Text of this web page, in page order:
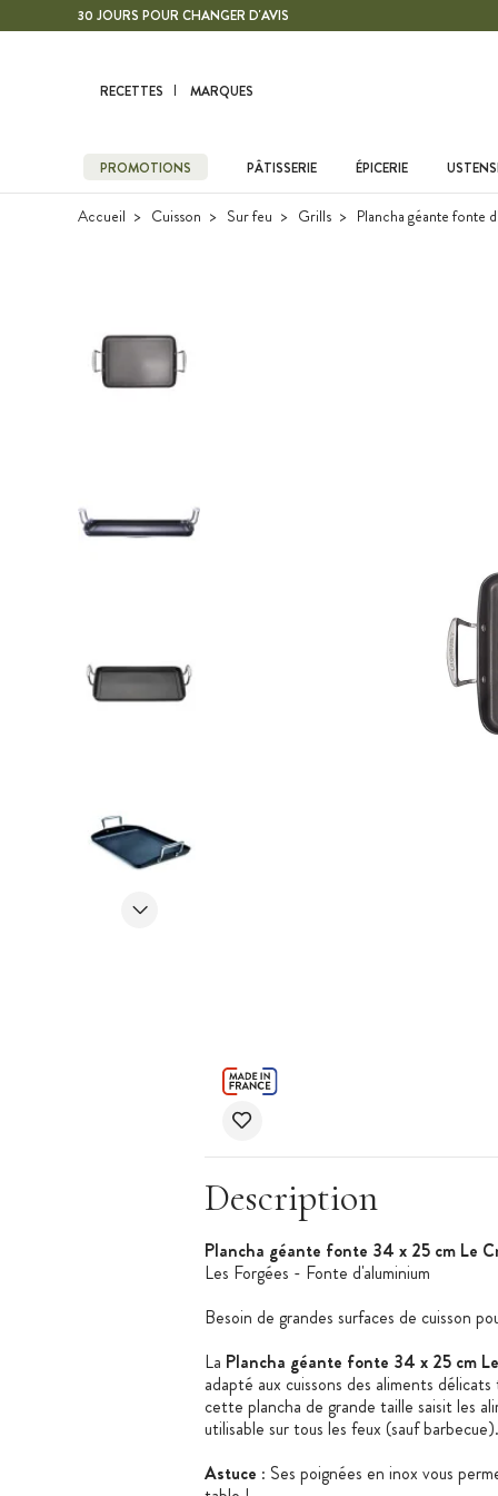
Contenu principal30 JOURS POUR CHANGER D'AVIS
RECETTES MARQUES
PROMOTIONS PÂTISSERIE ÉPICERIE
Accueil Cuisson Sur feu Grills Plancha géante fonte
Description
Plancha géante fonte 34 x 25 cm Le
Les Forgées - Fonte d'aluminium
Besoin de grandes surfaces de cuisson
La Plancha géante fonte 34 x 25 cm
adapté aux cuissons des aliments
cette plancha de grande taille saisit les
utilisable sur tous les feux (sauf barbecue).
Astuce : Ses poignées en inox vous